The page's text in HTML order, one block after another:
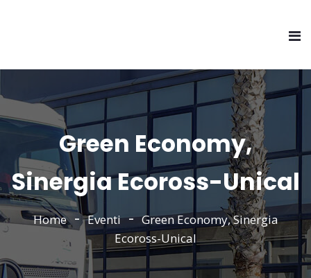
Green Economy,
Sinergia Ecoross-Unical
Home Eventi
Green Economy, Sinergia
Ecoross-Unical